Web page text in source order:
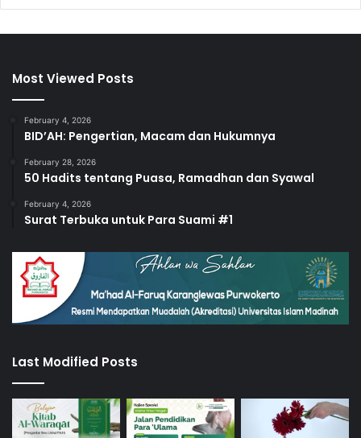
Most Viewed Posts
February 4, 2026
BID’AH: Pengertian, Macam dan Hukumnya
February 28, 2026
50 Hadits tentang Puasa, Ramadhan dan Syawal
February 4, 2026
Surat Terbuka untuk Para Suami #1
Last Modified Posts